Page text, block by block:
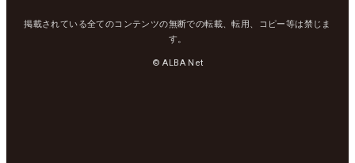
掲載されている全てのコンテンツの無断での転載、転用、コピー等は禁じま
す。
© ALBA Net